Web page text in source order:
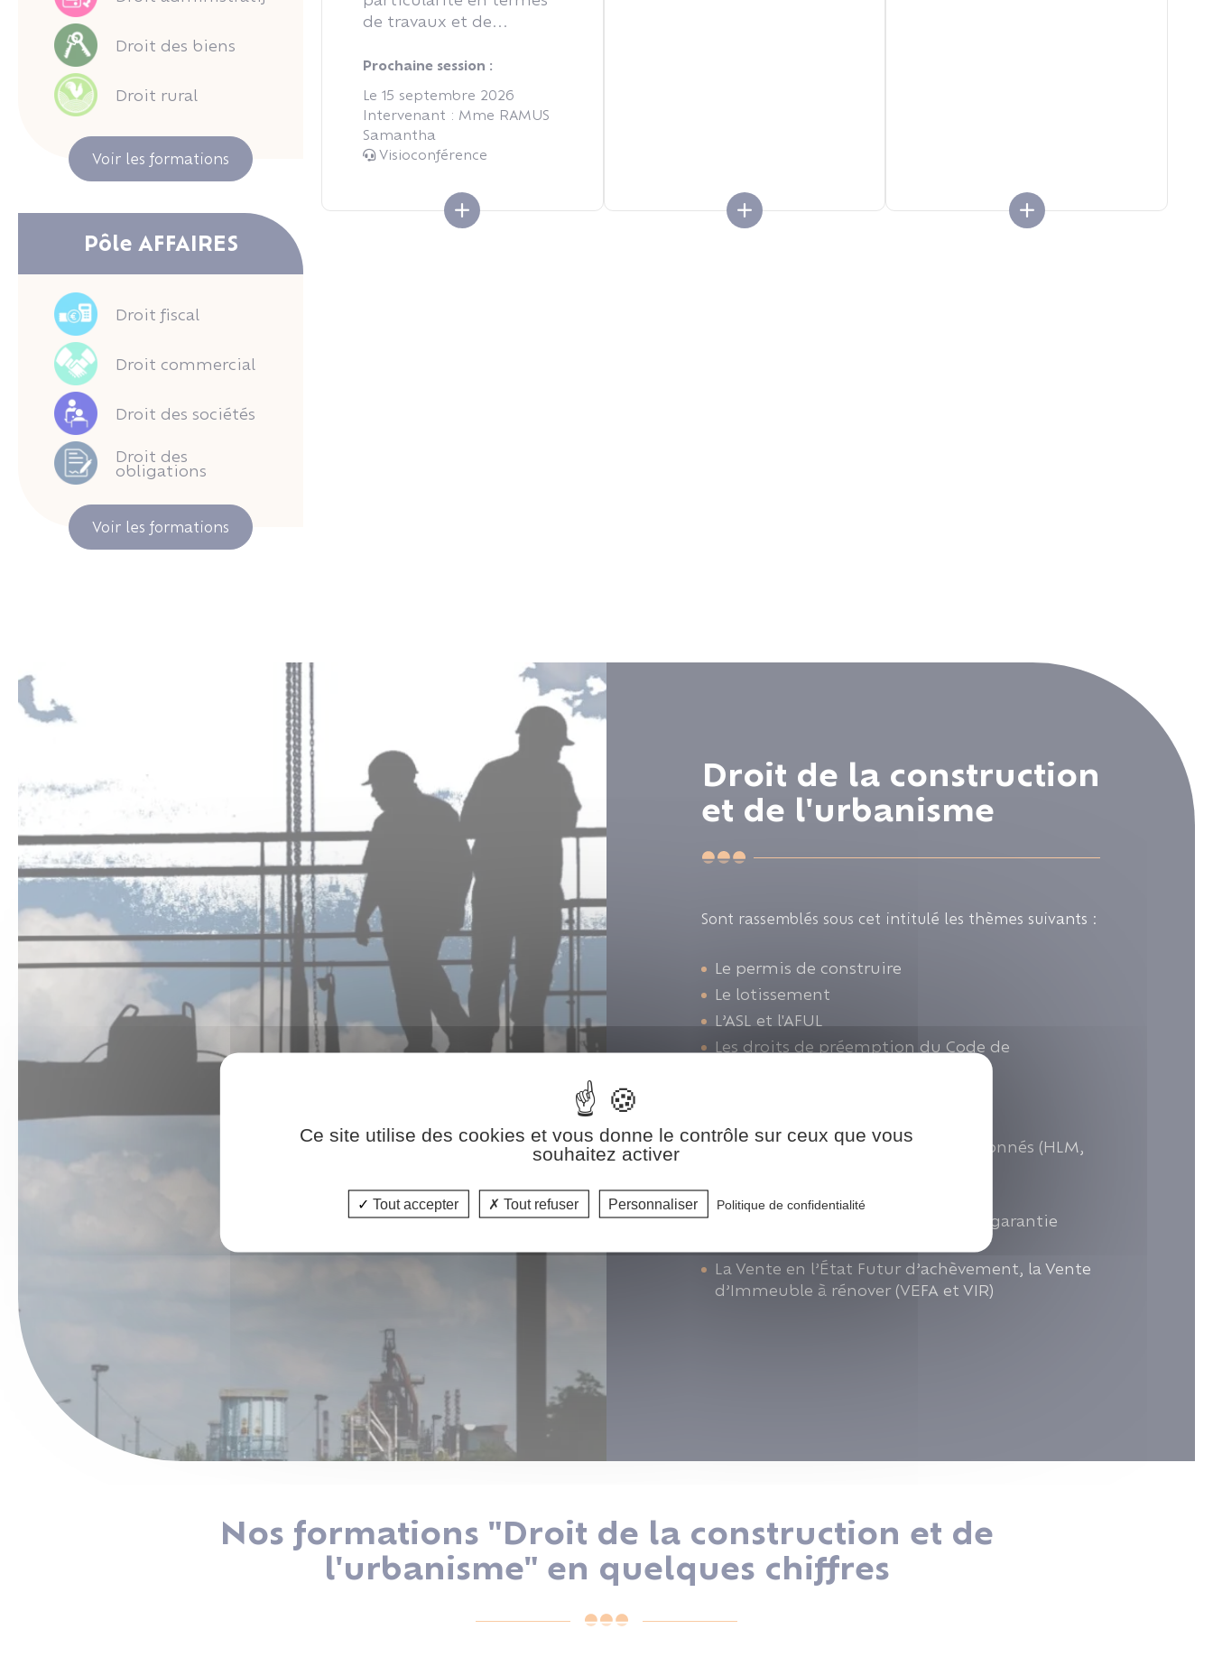
Droit des biens
Droit rural
Voir les formations
Pôle AFFAIRES
Droit fiscal
Droit commercial
Droit des sociétés
Droit des
obligations
Voir les formations
de travaux et de...
Prochaine session :
Le 15 septembre 2026
Intervenant : Mme RAMUS
Samantha
Visioconférence
Droit de la construction
et de l'urbanisme
Sont rassemblés sous cet intitulé les thèmes suivants :
Le permis de construire
Le lotissement
L’ASL et l'AFUL
Les droits de préemption du Code de
Les logements sociaux et conventionnés (HLM,
L’assurance dommage-ouvrage, la garantie
La Vente en l’État Futur d’achèvement, la Vente
d’Immeuble à rénover (VEFA et VIR)
Nos formations "Droit de la construction et de
l'urbanisme" en quelques chiffres
Ce site utilise des cookies et vous donne le contrôle sur ceux que vous
souhaitez activer
Tout accepter Tout refuser Personnaliser Politique de confidentialité